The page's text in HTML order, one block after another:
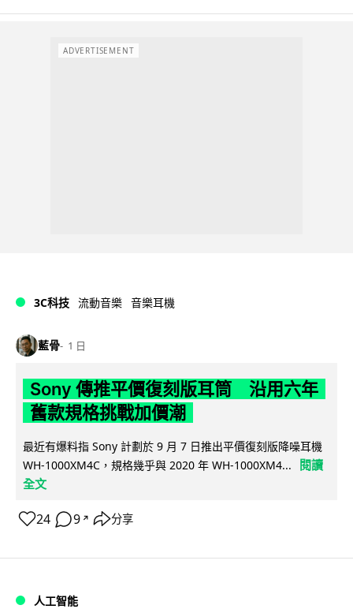
ADVERTISEMENT
3C科技 流動音樂 音樂耳機
藍骨 1 日
Sony 傳推平價復刻版耳筒 沿用六年
舊款規格挑戰加價潮
最近有爆料指 Sony 計劃於 9 月 7 日推出平價復刻版降噪耳機
WH-1000XM4C，規格幾乎與 2020 年 WH-1000XM4...
閱讀
全文
24 9 ↗ 分享
人工智能